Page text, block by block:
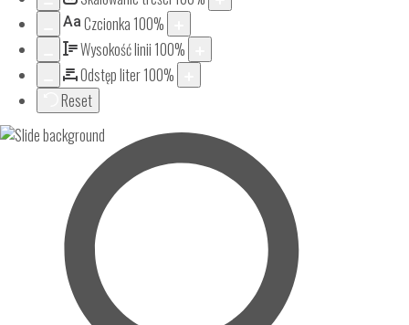
Aa Czcionka 100%
Wysokość linii 100%
Odstęp liter100%
Reset